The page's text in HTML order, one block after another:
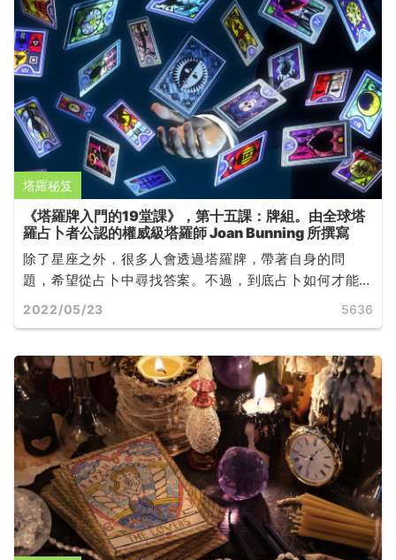
塔羅秘笈
《塔羅牌入門的19堂課》，第十五課：牌組。由全球塔
羅占卜者公認的權威級塔羅師 Joan Bunning 所撰寫
除了星座之外，很多人會透過塔羅牌，帶著自身的問
題，希望從占卜中尋找答案。不過，到底占卜如何才能
問得準？占卜過程中又有甚麼禁忌？......
2022/05/23 5636